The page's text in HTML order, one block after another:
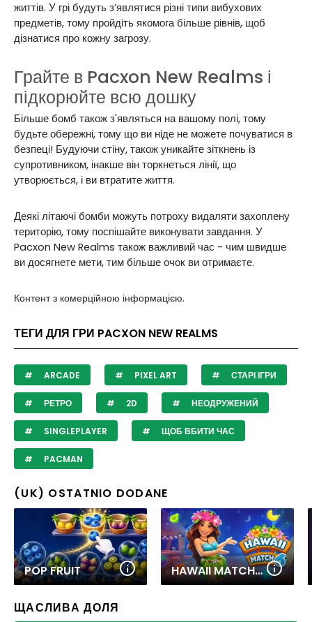
життів. У грі будуть з’являтися різні типи вибухових
предметів, тому пройдіть якомога більше рівнів, щоб
дізнатися про кожну загрозу.
Грайте в Pacxon New Realms і
підкорюйте всю дошку
Більше бомб також з'являться на вашому полі, тому
будьте обережні, тому що ви ніде не можете почуватися в
безпеці! Будуючи стіну, також уникайте зіткнень із
супротивником, інакше він торкнеться лінії, що
утворюється, і ви втратите життя.
Деякі літаючі бомби можуть потроху видаляти захоплену
територію, тому поспішайте виконувати завдання. У
Pacxon New Realms також важливий час - чим швидше
ви досягнете мети, тим більше очок ви отримаєте.
Контент з комерційною інформацією.
ТЕГИ ДЛЯ ГРИ PACXON NEW REALMS
ARCADE PIXEL ART СТАРІ ІГРИ
РЕТРО 2D НЕОДРУЖЕНИЙ
SINGLEPLAYER ЩОБ ВБИТИ ЧАС
PACMAN
(UK) OSTATNIO DODANE
POP FRUIT HAWAII MATCH 6
ЩАСЛИВА ДОЛЯ